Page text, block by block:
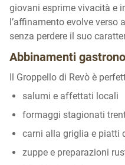
giovani esprime vivacità e
l’affinamento evolve verso
senza perdere il suo
Abbinamenti
Il Groppello di Revò è
salumi e affettati locali
formaggi stagionati
carni alla griglia e piatti
zuppe e preparazioni